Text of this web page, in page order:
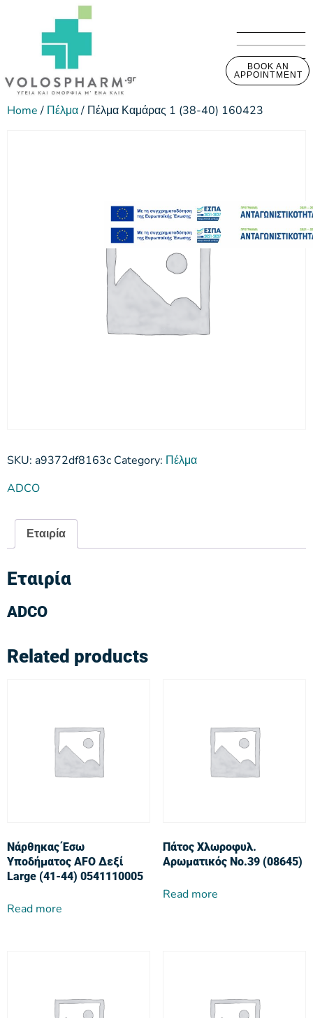
BOOK AN
APPOINTMENT
Home/ Πέλμα/ Πέλμα Καμάρας 1 (38-40) 160423
SKU: a9372df8163c Category: Πέλμα
ADCO
Εταιρία
Εταιρία
ADCO
Related products
Νάρθηκας Έσω
Υποδήματος AFO Δεξί
Large (41-44) 0541110005
Read more
Πάτος Χλωροφυλ.
Αρωματικός No.39 (08645)
Read more